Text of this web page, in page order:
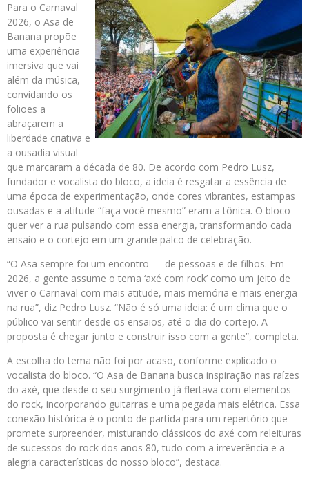
Para o Carnaval
2026, o Asa de
Banana propõe
uma experiência
imersiva que vai
além da música,
convidando os
foliões a
abraçarem a
liberdade criativa e
a ousadia visual
que marcaram a década de 80. De acordo com Pedro Lusz,
fundador e vocalista do bloco, a ideia é resgatar a essência de
uma época de experimentação, onde cores vibrantes, estampas
ousadas e a atitude “faça você mesmo” eram a tônica. O bloco
quer ver a rua pulsando com essa energia, transformando cada
ensaio e o cortejo em um grande palco de celebração.
“O Asa sempre foi um encontro — de pessoas e de filhos. Em
2026, a gente assume o tema ‘axé com rock’ como um jeito de
viver o Carnaval com mais atitude, mais memória e mais energia
na rua”, diz Pedro Lusz. “Não é só uma ideia: é um clima que o
público vai sentir desde os ensaios, até o dia do cortejo. A
proposta é chegar junto e construir isso com a gente”, completa.
A escolha do tema não foi por acaso, conforme explicado o
vocalista do bloco. “O Asa de Banana busca inspiração nas raízes
do axé, que desde o seu surgimento já flertava com elementos
do rock, incorporando guitarras e uma pegada mais elétrica. Essa
conexão histórica é o ponto de partida para um repertório que
promete surpreender, misturando clássicos do axé com releituras
de sucessos do rock dos anos 80, tudo com a irreverência e a
alegria características do nosso bloco”, destaca.